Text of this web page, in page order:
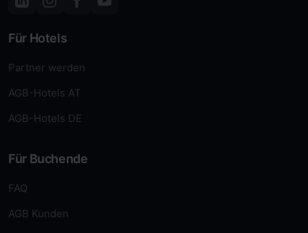
Für Hotels
Partner werden
AGB-Hotels AT
AGB-Hotels DE
Für Buchende
FAQ
AGB Kunden